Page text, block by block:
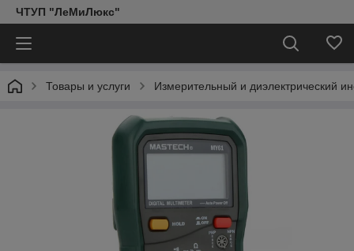
ЧТУП "ЛеМиЛюкс"
Товары и услуги Измерительный и диэлектрический